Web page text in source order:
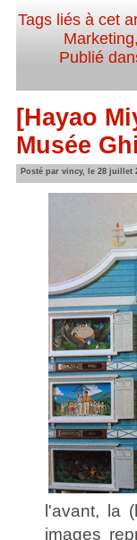
Tags liés à cet
Marketing,
Publié
[Hayao
Musée
Posté par vincy, le 28 juillet
l'avant, la
images